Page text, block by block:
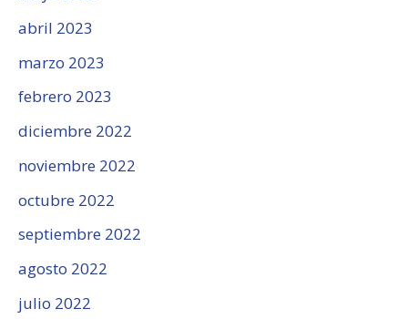
abril 2023
marzo 2023
febrero 2023
diciembre 2022
noviembre 2022
octubre 2022
septiembre 2022
agosto 2022
julio 2022